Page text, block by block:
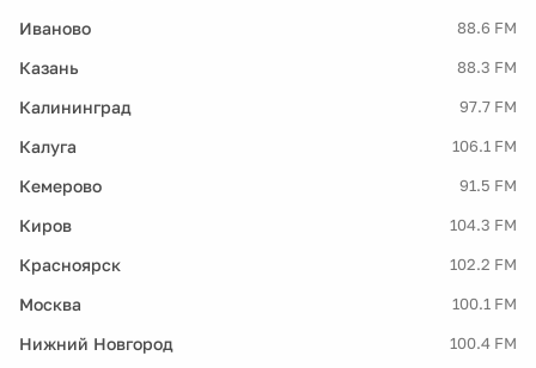
Иваново 88.6 FM
Казань 88.3 FM
Калининград 97.7 FM
Калуга 106.1 FM
Кемерово 91.5 FM
Киров 104.3 FM
Красноярск 102.2 FM
Москва 100.1 FM
Нижний Новгород 100.4 FM